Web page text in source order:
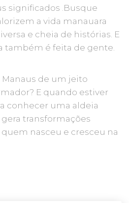
significados .Busque
a vida manauara
e cheia de histórias. E
também é feita de gente.
Manaus de um jeito
E quando estiver
conhecer uma aldeia
transformações
nasceu e cresceu na